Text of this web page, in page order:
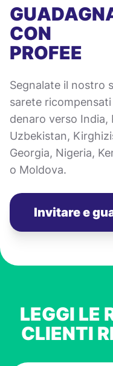
CON
PROFEE
Segnalate il nostro
sarete
denaro verso India,
Uzbekistan,
Georgia, Nigeria,
o Moldova.
Invitare e
LEGGI LE
CLIENTI